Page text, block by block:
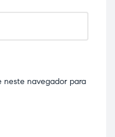
neste navegador para